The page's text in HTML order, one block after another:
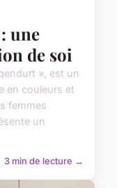
une
de soi
», est un
en couleurs et
femmes
un
3 min de lecture →